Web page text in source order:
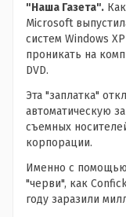
"Наша Газета".
Microsoft
систем Windows
проникать на
DVD.
Эта "заплатка"
автоматическую
съемных
корпорации.
Именно с помощью
"черви", как
году заразили